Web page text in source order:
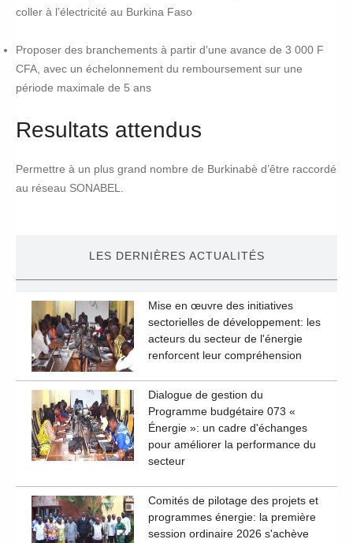
coller à l’électricité au Burkina Faso
Proposer des branchements à partir d’une avance de 3 000 F
CFA, avec un échelonnement du remboursement sur une
période maximale de 5 ans
Resultats attendus
Permettre à un plus grand nombre de Burkinabè d’être raccordé
au réseau SONABEL
LES DERNIÈRES ACTUALITÉS
Mise en œuvre des initiatives
sectorielles de développement: les
acteurs du secteur de l'énergie
renforcent leur compréhension
Dialogue de gestion du
Programme budgétaire 073 «
Énergie »: un cadre d'échanges
pour améliorer la performance du
secteur
Comités de pilotage des projets et
programmes énergie: la première
session ordinaire 2026 s'achève